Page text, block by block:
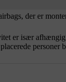
der er
er især
personer